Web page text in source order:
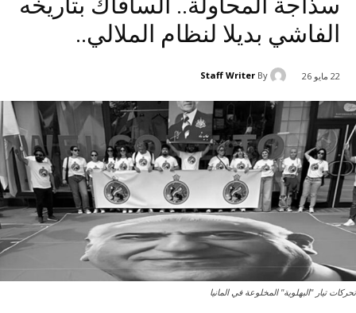
الفاشي بديلا لنظام الملالي..
22 مايو 26 By
Staff Writer
تحركات تيار "البهلوية" المخلوعة في المانیا